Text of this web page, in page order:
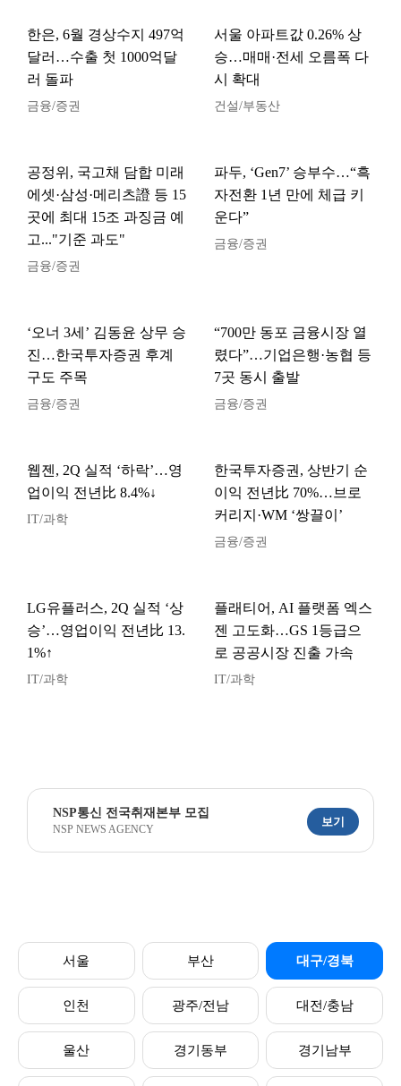
한은, 6월 경상수지 497억
달러…수출 첫 1000억달
러 돌파
금융/증권
서울 아파트값 0.26% 상
승…매매·전세 오름폭 다
시 확대
건설/부동산
공정위, 국고채 담합 미래
에셋·삼성·메리츠證 등 15
곳에 최대 15조 과징금 예
고..."기준 과도"
금융/증권
파두, ‘Gen7’ 승부수…“흑
자전환 1년 만에 체급 키
운다”
금융/증권
‘오너 3세’ 김동윤 상무 승
진…한국투자증권 후계
구도 주목
금융/증권
“700만 동포 금융시장 열
렸다”…기업은행·농협 등
7곳 동시 출발
금융/증권
웹젠, 2Q 실적 ‘하락’…영
업이익 전년比 8.4%↓
IT/과학
한국투자증권, 상반기 순
이익 전년比 70%…브로
커리지·WM ‘쌍끌이’
금융/증권
LG유플러스, 2Q 실적 ‘상
승’…영업이익 전년比 13.
1%↑
IT/과학
플래티어, AI 플랫폼 엑스
젠 고도화…GS 1등급으
로 공공시장 진출 가속
IT/과학
NSP통신 전국취재본부 모집
NSP NEWS AGENCY
보기
서울 부산 대구/경북
인천 광주/전남 대전/충남
울산 경기동부 경기남부